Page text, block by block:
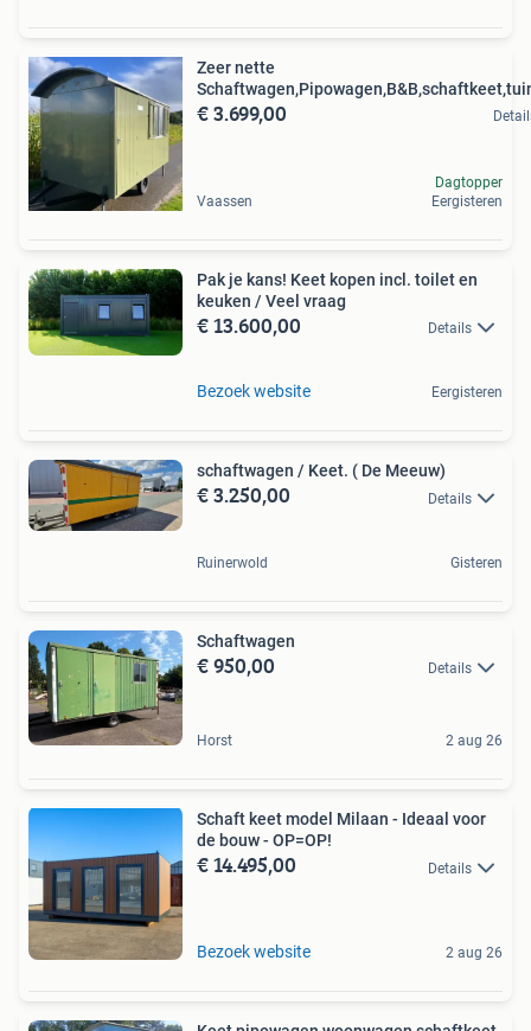
Zeer nette
€ 3.699,00
Vaassen
Dagtopper
Eergisteren
Pak je kans! Keet kopen incl. toilet en
keuken / Veel vraag
€ 13.600,00 Details
Bezoek website Eergisteren
schaftwagen / Keet. ( De Meeuw)
€ 3.250,00 Details
Ruinerwold Gisteren
Schaftwagen
€ 950,00 Details
Horst 2 aug 26
Schaft keet model Milaan - Ideaal voor
de bouw - OP=OP!
€ 14.495,00 Details
Bezoek website 2 aug 26